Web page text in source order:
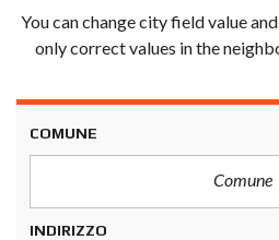
You can change city field value
only correct values in the
COMUNE
Comune
INDIRIZZO